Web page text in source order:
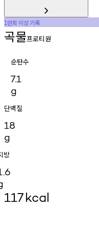
1만회 이상기록
곡물프로티원
순탄수
7.1
g
단백질
18
g
방
117kcal